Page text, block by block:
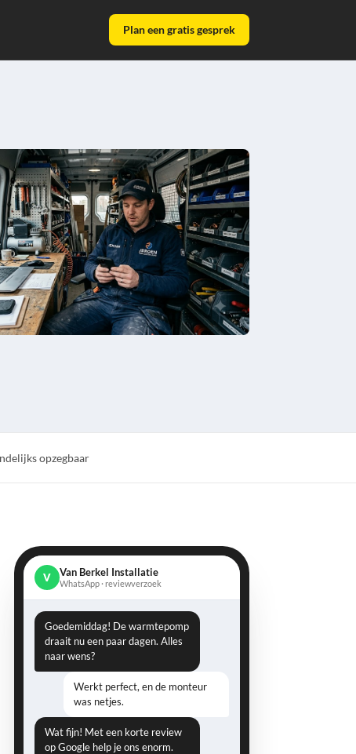
Plan een gratis gesprek
opzegbaar
V Van Berkel Installatie
WhatsApp · reviewverzoek
Goedemiddag! De warmtepomp
draait nu een paar dagen. Alles
naar wens?
Werkt perfect, en de monteur
was netjes.
Wat fijn! Met een korte review
op Google help je ons enorm.